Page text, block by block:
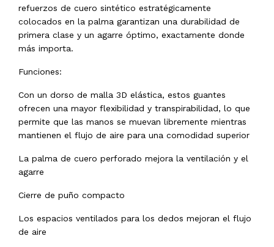
refuerzos de cuero sintético estratégicamente
colocados en la palma garantizan una durabilidad de
primera clase y un agarre óptimo, exactamente donde
más importa.
Funciones:
Con un dorso de malla 3D elástica, estos guantes
ofrecen una mayor flexibilidad y transpirabilidad, lo que
permite que las manos se muevan libremente mientras
mantienen el flujo de aire para una comodidad superior
La palma de cuero perforado mejora la ventilación y el
agarre
Cierre de puño compacto
Los espacios ventilados para los dedos mejoran el flujo
de aire